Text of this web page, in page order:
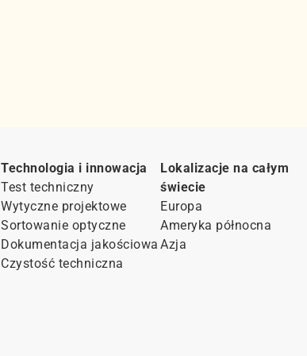
Technologia i innowacja
Test techniczny
Wytyczne projektowe
Sortowanie optyczne
Dokumentacja jakościowa
Czystość techniczna
Lokalizacje na całym
świecie
Europa
Ameryka północna
Azja